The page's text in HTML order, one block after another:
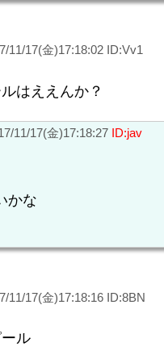
11/17(金)17:18:02 ID:Vv1
はええんか？
11/17(金)17:18:27 ID:jav
かな
11/17(金)17:18:16 ID:8BN
ル